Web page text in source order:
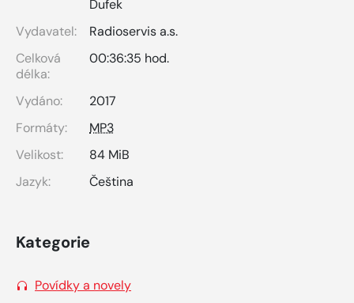
Dufek
Vydavatel:
Radioservis a.s.
Celková
délka:
00:36:35 hod.
Vydáno:
2017
Formáty:
MP3
Velikost:
84 MiB
Jazyk:
Čeština
Kategorie
Povídky a novely